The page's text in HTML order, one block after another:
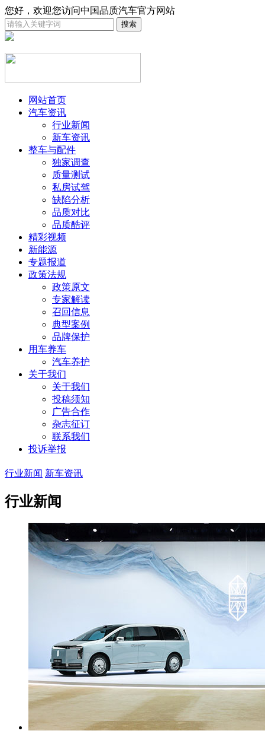
您好，欢迎您访问中国品质汽车官方网站
网站首页
汽车资讯
行业新闻
新车资讯
整车与配件
独家调查
质量测试
私房试驾
缺陷分析
品质对比
品质酷评
精彩视频
新能源
专题报道
政策法规
政策原文
专家解读
召回信息
典型案例
品牌保护
用车养车
汽车养护
关于我们
关于我们
投稿须知
广告合作
杂志征订
联系我们
投诉举报
行业新闻 新车资讯
行业新闻